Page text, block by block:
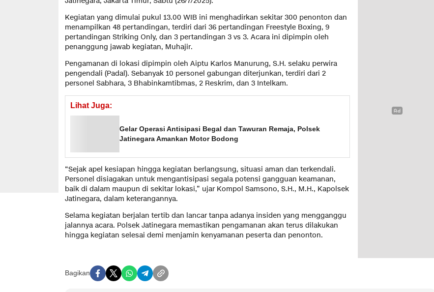
Kegiatan yang dimulai pukul 13.00 WIB ini menghadirkan sekitar 300 penonton dan
menampilkan 48 pertandingan, terdiri dari 36 pertandingan Freestyle Boxing, 9
pertandingan Striking Only, dan 3 pertandingan 3 vs 3. Acara ini dipimpin oleh
penanggung jawab kegiatan, Muhajir.
Pengamanan di lokasi dipimpin oleh Aiptu Karlos Manurung, S.H. selaku perwira
pengendali (Padal). Sebanyak 10 personel gabungan diterjunkan, terdiri dari 2
personel Sabhara, 3 Bhabinkamtibmas, 2 Reskrim, dan 3 Intelkam.
Lihat Juga:
Gelar Operasi Antisipasi Begal dan Tawuran Remaja, Polsek
Jatinegara Amankan Motor Bodong
“Sejak apel kesiapan hingga kegiatan berlangsung, situasi aman dan terkendali.
Personel disiagakan untuk mengantisipasi segala potensi gangguan keamanan,
baik di dalam maupun di sekitar lokasi,” ujar Kompol Samsono, S.H., M.H., Kapolsek
Jatinegara, dalam keterangannya.
Selama kegiatan berjalan tertib dan lancar tanpa adanya insiden yang mengganggu
jalannya acara. Polsek Jatinegara memastikan pengamanan akan terus dilakukan
hingga kegiatan selesai demi menjamin kenyamanan peserta dan penonton.
Bagikan